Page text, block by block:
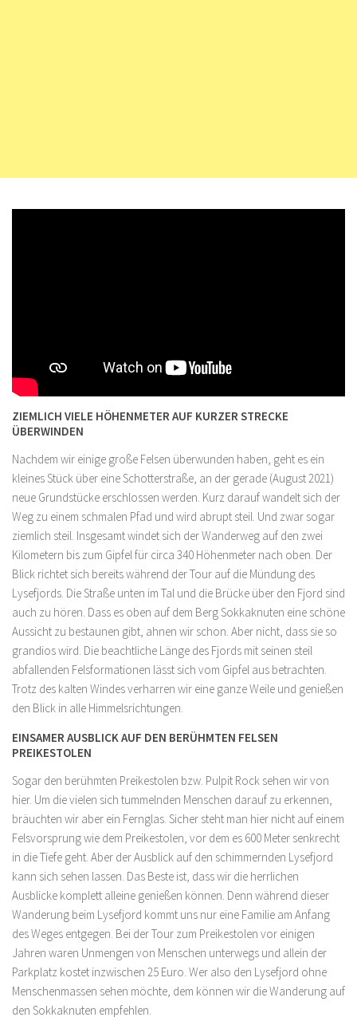
ZIEMLICH VIELE HÖHENMETER AUF KURZER STRECKE
ÜBERWINDEN
Nachdem wir einige große Felsen überwunden haben, geht es ein
kleines Stück über eine Schotterstraße, an der gerade (August 2021)
neue Grundstücke erschlossen werden. Kurz darauf wandelt sich der
Weg zu einem schmalen Pfad und wird abrupt steil. Und zwar sogar
ziemlich steil. Insgesamt windet sich der Wanderweg auf den zwei
Kilometern bis zum Gipfel für circa 340 Höhenmeter nach oben. Der
Blick richtet sich bereits während der Tour auf die Mündung des
Lysefjords. Die Straße unten im Tal und die Brücke über den Fjord sind
auch zu hören. Dass es oben auf dem Berg Sokkaknuten eine schöne
Aussicht zu bestaunen gibt, ahnen wir schon. Aber nicht, dass sie so
grandios wird. Die beachtliche Länge des Fjords mit seinen steil
abfallenden Felsformationen lässt sich vom Gipfel aus betrachten.
Trotz des kalten Windes verharren wir eine ganze Weile und genießen
den Blick in alle Himmelsrichtungen.
EINSAMER AUSBLICK AUF DEN BERÜHMTEN FELSEN
PREIKESTOLEN
Sogar den berühmten Preikestolen bzw. Pulpit Rock sehen wir von
hier. Um die vielen sich tummelnden Menschen darauf zu erkennen,
bräuchten wir aber ein Fernglas. Sicher steht man hier nicht auf einem
Felsvorsprung wie dem Preikestolen, vor dem es 600 Meter senkrecht
in die Tiefe geht. Aber der Ausblick auf den schimmernden Lysefjord
kann sich sehen lassen. Das Beste ist, dass wir die herrlichen
Ausblicke komplett alleine genießen können. Denn während dieser
Wanderung beim Lysefjord kommt uns nur eine Familie am Anfang
des Weges entgegen. Bei der Tour zum Preikestolen vor einigen
Jahren waren Unmengen von Menschen unterwegs und allein der
Parkplatz kostet inzwischen 25 Euro. Wer also den Lysefjord ohne
Menschenmassen sehen möchte, dem können wir die Wanderung auf
den Sokkaknuten empfehlen.